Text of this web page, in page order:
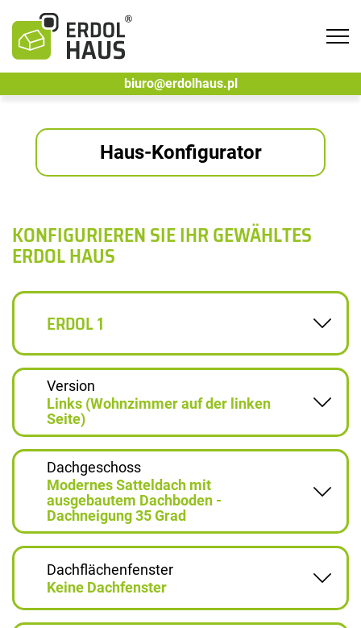
biuro@erdolhaus.pl
Haus-Konfigurator
KONFIGURIEREN SIE IHR GEWÄHLTES
ERDOL HAUS
ERDOL 1
Version
Links (Wohnzimmer auf der linken
Seite)
Dachgeschoss
Modernes Satteldach mit
ausgebautem Dachboden -
Dachneigung 35 Grad
Dachflächenfenster
Keine Dachfenster